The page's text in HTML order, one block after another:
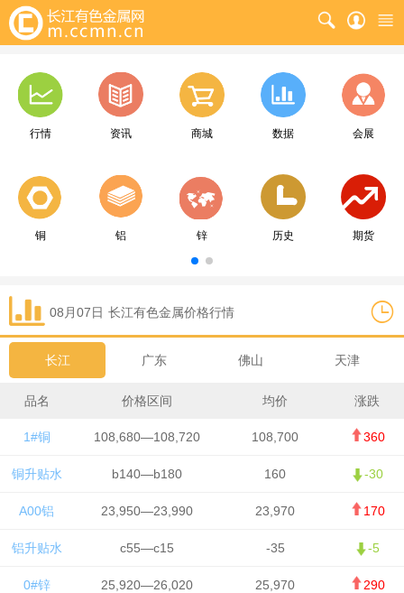
行情 资讯 商城 数据 会展
铜 铝 锌 历史 期货
08月07日 长江有色金属价格行情
长江 广东 佛山 天津
品名 价格区间 均价 涨跌
1#铜 108,680—108,720 108,700 360
铜升贴水 b140—b180 160 -30
A00铝 23,950—23,990 23,970 170
铝升贴水 c55—c15 -35 -5
0#锌 25,920—26,020 25,970 290